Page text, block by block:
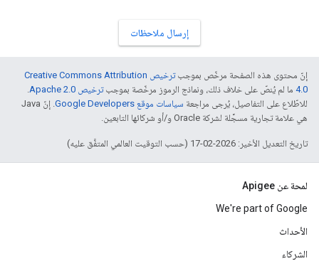
إرسال ملاحظات
إنّ محتوى هذه الصفحة مرخّص بموجب
ترخيص Creative Commons Attribution
4.0‏ ما لم يُنصّ على خلاف ذلك، ونماذج الرموز مرخّصة بموجبترخيص Apache 2.0‏
للاطّلاع على التفاصيل، يُرجى مراجعة سياسات موقع Google Developers‏
. إنّ Java
هي علامة تجارية مسجَّلة لشركة Oracle و/أو شركائها التابعين.
تاريخ التعديل الأخير: 2026-02-17 (حسب التوقيت العالمي المتفَّق عليه)
لمحة عن Apigee
We're part of Google
الأحداث
الشركاء